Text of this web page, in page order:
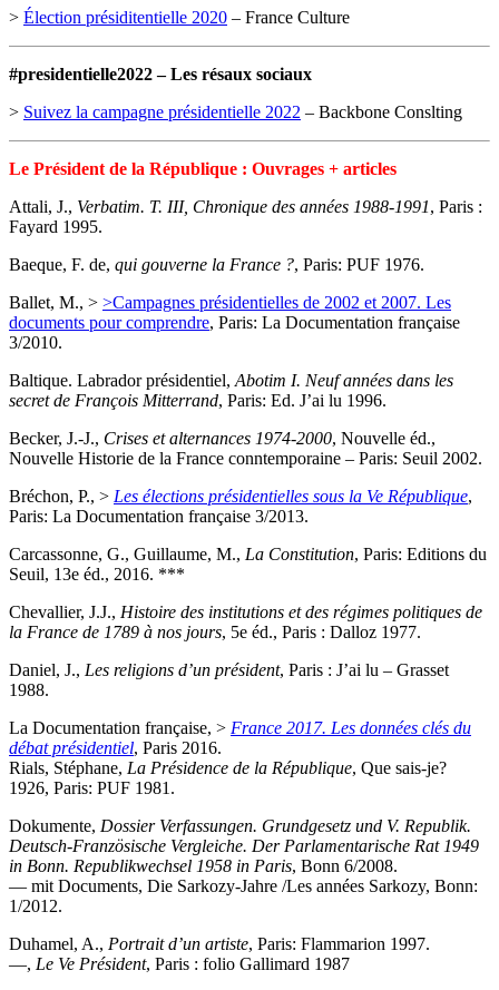
> Élection présiditentielle 2020 – France Culture
#presidentielle2022 – Les résaux sociaux
> Suivez la campagne présidentielle 2022 – Backbone Conslting
Le Président de la République : Ouvrages + articles
Attali, J., Verbatim. T. III, Chronique des années 1988-1991, Paris :
Fayard 1995.
Baeque, F. de, qui gouverne la France ?, Paris: PUF 1976.
Ballet, M., > >Campagnes présidentielles de 2002 et 2007. Les
documents pour comprendre, Paris: La Documentation française
3/2010.
Baltique. Labrador présidentiel, Abotim I. Neuf années dans les
secret de François Mitterrand, Paris: Ed. J’ai lu 1996.
Becker, J.-J., Crises et alternances 1974-2000, Nouvelle éd.,
Nouvelle Historie de la France conntemporaine – Paris: Seuil 2002.
Bréchon, P., > Les élections présidentielles sous la Ve République,
Paris: La Documentation française 3/2013.
Carcassonne, G., Guillaume, M., La Constitution, Paris: Editions du
Seuil, 13e éd., 2016. ***
Chevallier, J.J., Histoire des institutions et des régimes politiques de
la France de 1789 à nos jours, 5e éd., Paris : Dalloz 1977.
Daniel, J., Les religions d’un président, Paris : J’ai lu – Grasset
1988.
La Documentation française, > France 2017. Les données clés du
débat présidentiel, Paris 2016.
Rials, Stéphane, La Présidence de la République, Que sais-je?
1926, Paris: PUF 1981.
Dokumente, Dossier Verfassungen. Grundgesetz und V. Republik.
Deutsch-Französische Vergleiche. Der Parlamentarische Rat 1949
in Bonn. Republikwechsel 1958 in Paris, Bonn 6/2008.
— mit Documents, Die Sarkozy-Jahre /Les années Sarkozy, Bonn:
1/2012.
Duhamel, A., Portrait d’un artiste, Paris: Flammarion 1997.
—, Le Ve Président, Paris : folio Gallimard 1987